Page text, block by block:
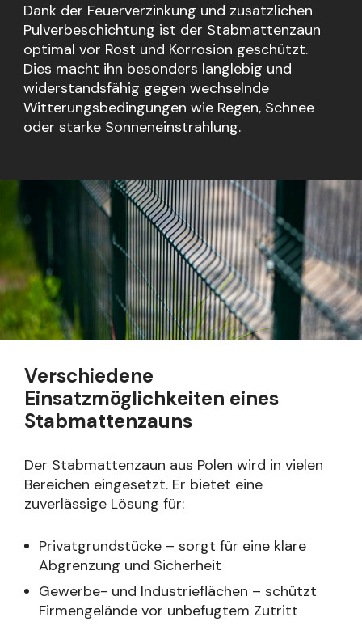
Dank der Feuerverzinkung und zusätzlichen
Pulverbeschichtung ist der Stabmattenzaun
optimal vor Rost und Korrosion geschützt.
Dies macht ihn besonders langlebig und
widerstandsfähig gegen wechselnde
Witterungsbedingungen wie Regen, Schnee
oder starke Sonneneinstrahlung.
Verschiedene
Einsatzmöglichkeiten eines
Stabmattenzauns
Der Stabmattenzaun aus Polen wird in vielen
Bereichen eingesetzt. Er bietet eine
zuverlässige Lösung für:
Privatgrundstücke – sorgt für eine klare
Abgrenzung und Sicherheit
Gewerbe- und Industrieflächen – schützt
Firmengelände vor unbefugtem Zutritt